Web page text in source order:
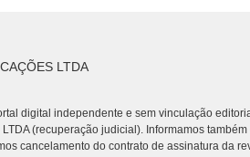
LTDA
digital independente e sem vinculação
(recuperação judicial). Informamos
cancelamento do contrato de assinatura da